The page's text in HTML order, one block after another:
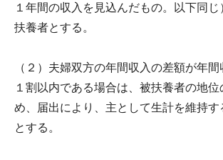
１年間の収入を見込んだもの。以下同
扶養者とする。
（２）夫婦双方の年間収入の差額が年
１割以内である場合は、被扶養者の地位
め、届出により、主として生計を維持
とする。